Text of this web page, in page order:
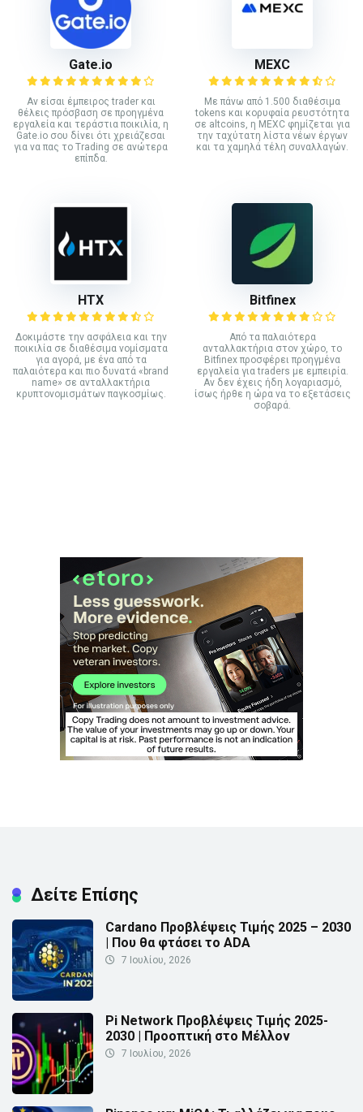
Gate.io
Αν είσαι έμπειρος trader και
θέλεις πρόσβαση σε προηγμένα
εργαλεία και τεράστια ποικιλία, η
Gate.io σου δίνει ότι χρειάζεσαι
για να πας το Trading σε ανώτερα
επίπδα.
MEXC
Με πάνω από 1.500 διαθέσιμα
tokens και κορυφαία ρευστότητα
σε altcoins, η MEXC φημίζεται για
την ταχύτατη λίστα νέων έργων
και τα χαμηλά τέλη συναλλαγών.
HTX
Δοκιμάστε την ασφάλεια και την
ποικιλία σε διαθέσιμα νομίσματα
για αγορά, με ένα από τα
παλαιότερα και πιο δυνατά «brand
name» σε ανταλλακτήρια
κρυπτονομισμάτων παγκοσμίως.
Bitfinex
Από τα παλαιότερα
ανταλλακτήρια στον χώρο, το
Bitfinex προσφέρει προηγμένα
εργαλεία για traders με εμπειρία.
Αν δεν έχεις ήδη λογαριασμό,
ίσως ήρθε η ώρα να το εξετάσεις
σοβαρά.
Δείτε Επίσης
Cardano Προβλέψεις Τιμής 2025 – 2030
| Που θα φτάσει το ADA
7 Ιουλίου, 2026
Pi Network Προβλέψεις Τιμής 2025-
2030 | Προοπτική στο Μέλλον
7 Ιουλίου, 2026